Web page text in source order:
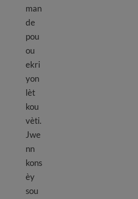
man
de
pou
ou
ekri
yon
lèt
kou
vèti.
Jwe
nn
kons
èy
sou